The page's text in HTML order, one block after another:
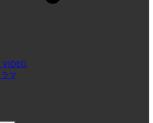
VIDEO
マ